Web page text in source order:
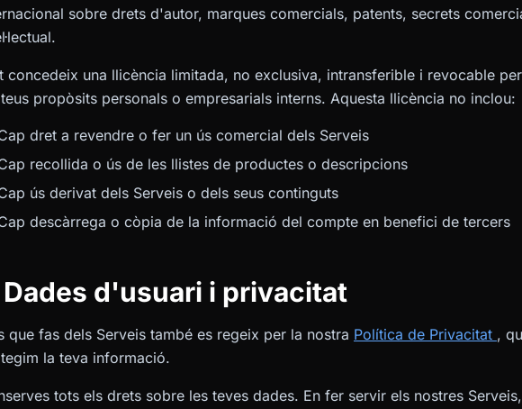
sobre drets d'autor, marques comercials, patents, secrets
concedeix una llicència limitada, no exclusiva, intransferible i revocable
propòsits personals o empresarials interns. Aquesta llicència no inclou:
dret a revendre o fer un ús comercial dels Serveis
recollida o ús de les llistes de productes o descripcions
ús derivat dels Serveis o dels seus continguts
descàrrega o còpia de la informació del compte en benefici de tercers
Dades d'usuari i privacitat
que fas dels Serveis també es regeix per la nostra Política de Privacitat ,
la teva informació.
tots els drets sobre les teves dades. En fer servir els nostres